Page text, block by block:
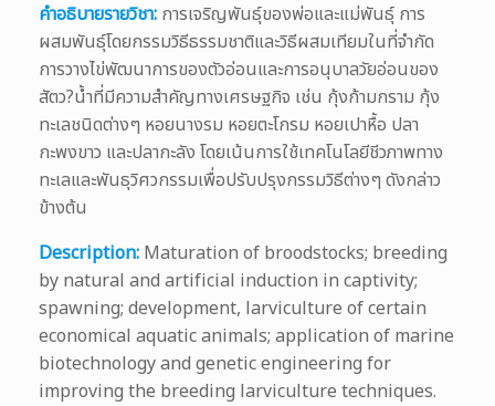
คำอธิบายรายวิชา: การเจริญพันธุ์ของพ่อและแม่พันธุ์ การ
ผสมพันธุ์โดยกรรมวิธีธรรมชาติและวิธีผสมเทียมในที่จำกัด
การวางไข่พัฒนาการของตัวอ่อนและการอนุบาลวัยอ่อนของ
สัตว?น้ำที่มีความสำคัญทางเศรษฐกิจ เช่น กุ้งก้ามกราม กุ้ง
ทะเลชนิดต่างๆ หอยนางรม หอยตะโกรม หอยเปาหื้อ ปลา
กะพงขาว และปลากะลัง โดยเน้นการใช้เทคโนโลยีชีวภาพทาง
ทะเลและพันธุวิศวกรรมเพื่อปรับปรุงกรรมวิธีต่างๆ ดังกล่าว
ข้างต้น
Description: Maturation of broodstocks; breeding
by natural and artificial induction in captivity;
spawning; development, larviculture of certain
economical aquatic animals; application of marine
biotechnology and genetic engineering for
improving the breeding larviculture techniques.